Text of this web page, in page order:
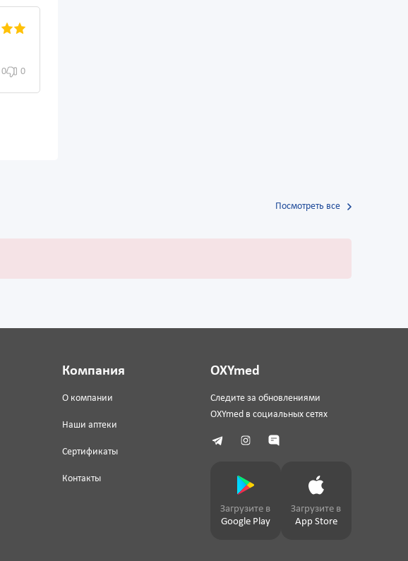
0 0
Посмотреть все
Компания
О компании
Наши аптеки
Сертификаты
Контакты
OXYmed
Следите за обновлениями
OXYmed в социальных сетях
Загрузите в
Google Play
Загрузите в
App Store